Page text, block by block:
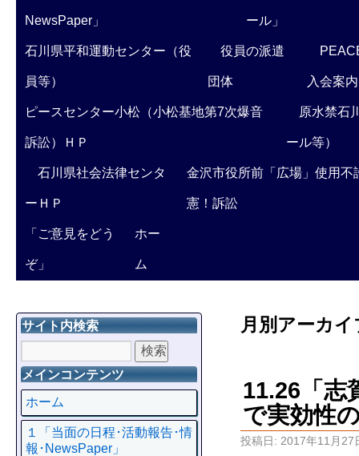
NewsPaper」 ール」
石川県平和運動センター（役
員等）
役員の派遣
団体 入会案内
ピースセンター小松（小松基地第7次爆音
訴訟）ＨＰ
原水禁石
ール等）
石川県社会法律センタ
ーＨＰ
金沢市役所前「広場」使用不
憲！訴訟
「ご意見をどう
ぞ」
ホー
ム
月別アーカ
11.26「志
で実効性
投稿日: 2017年11月27
サイト内検索
メインコンテンツ
ホーム
１「当面の日程･活動報告･情
報･NewsPaper」